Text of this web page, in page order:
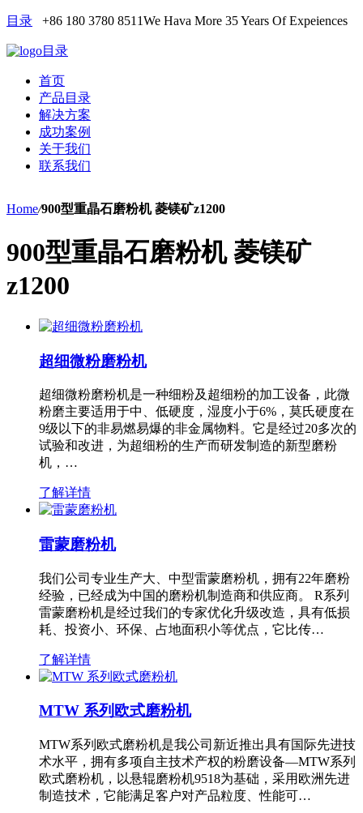
目录 +86 180 3780 8511We Hava More 35 Years Of Expeiences
目录
首页
产品目录
解决方案
成功案例
关于我们
联系我们
Home/900型重晶石磨粉机 菱镁矿z1200
900型重晶石磨粉机 菱镁矿
z1200
超细微粉磨粉机
超细微粉磨粉机是一种细粉及超细粉的加工设备，此微
粉磨主要适用于中、低硬度，湿度小于6%，莫氏硬度在
9级以下的非易燃易爆的非金属物料。它是经过20多次的
试验和改进，为超细粉的生产而研发制造的新型磨粉
机，…
了解详情
雷蒙磨粉机
我们公司专业生产大、中型雷蒙磨粉机，拥有22年磨粉
经验，已经成为中国的磨粉机制造商和供应商。 R系列
雷蒙磨粉机是经过我们的专家优化升级改造，具有低损
耗、投资小、环保、占地面积小等优点，它比传…
了解详情
MTW 系列欧式磨粉机
MTW系列欧式磨粉机是我公司新近推出具有国际先进技
术水平，拥有多项自主技术产权的粉磨设备—MTW系列
欧式磨粉机，以悬辊磨粉机9518为基础，采用欧洲先进
制造技术，它能满足客户对产品粒度、性能可…